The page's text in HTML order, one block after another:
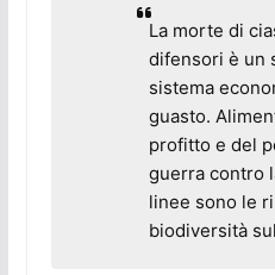
La morte di
difensori è un
sistema
guasto.
profitto e del
guerra contro
linee sono le
biodiversità